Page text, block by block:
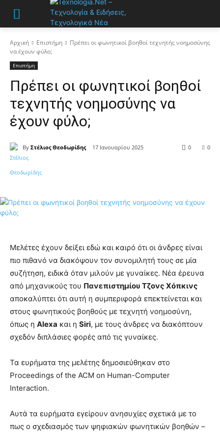
Αρχική Επιστήμη
Πρέπει οι φωνητικοί βοηθοί τεχνητής νοημοσύνης
να έχουν φύλο;
Επιστήμη
Πρέπει οι φωνητικοί βοηθοί
τεχνητής νοημοσύνης να
έχουν φύλο;
By Στέλιος Θεοδωρίδης 17 Ιανουαρίου 2025 0
0
Μελέτες έχουν δείξει εδώ και καιρό ότι οι άνδρες είναι
πιο πιθανό να διακόψουν τον συνομιλητή τους σε μία
συζήτηση, ειδικά όταν μιλούν με γυναίκες. Νέα έρευνα
από μηχανικούς του Πανεπιστημίου Τζονς Χόπκινς
αποκαλύπτει ότι αυτή η συμπεριφορά επεκτείνεται και
στους φωνητικούς βοηθούς με τεχνητή νοημοσύνη,
όπως η Alexa και η Siri, με τους άνδρες να διακόπτουν
σχεδόν διπλάσιες φορές από τις γυναίκες.
Τα ευρήματα της μελέτης δημοσιεύθηκαν στο
Proceedings of the ACM on Human-Computer
Interaction.
Αυτά τα ευρήματα εγείρουν ανησυχίες σχετικά με το
πως ο σχεδιασμός των ψηφιακών φωνητικών βοηθών –